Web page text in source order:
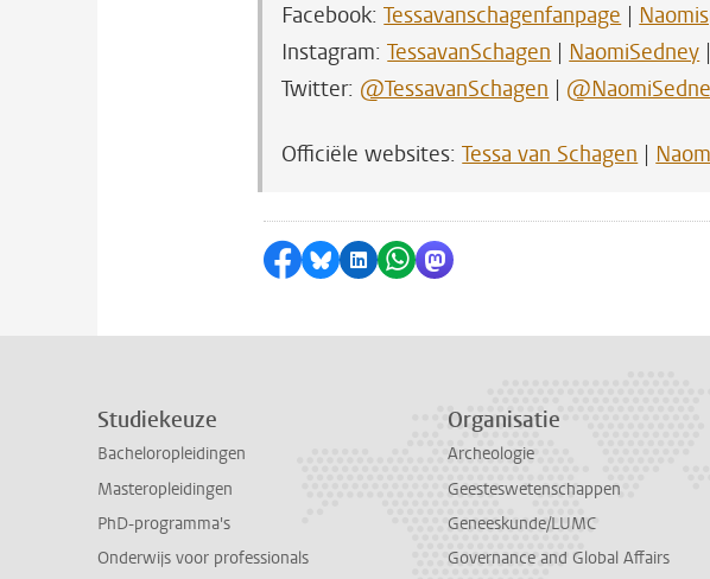
Facebook:Tessavanschagenfanpage |
Instagram:TessavanSchagen | NaomiSedney |
Twitter: @TessavanSchagen |
Officiële websites:Tessa van Schagen |
Delen op Facebook
Delen via Bluesky
Delen op LinkedIn
Delen via WhatsApp
Delen via Mastodon
Studiekeuze
Bacheloropleidingen
Masteropleidingen
PhD-programma's
Onderwijs voor professionals
Organisatie
Archeologie
Geesteswetenschappen
Geneeskunde/LUMC
Governance and Global Affairs